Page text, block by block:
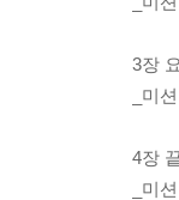
3장
_미
4장
_미